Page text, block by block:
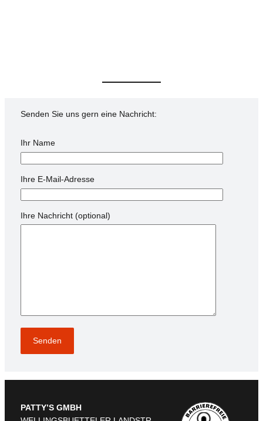
Senden Sie uns gern eine Nachricht:
Ihr Name
Ihre E-Mail-Adresse
Ihre Nachricht (optional)
PATTY’S GMBH